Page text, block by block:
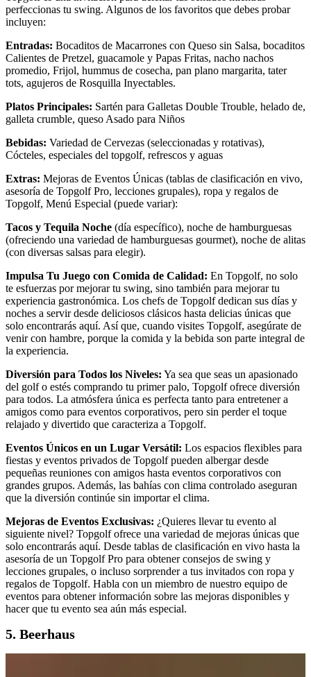
perfeccionas tu swing. Algunos de los favoritos que debes probar
incluyen:
Entradas: Bocaditos de Macarrones con Queso sin Salsa, bocaditos
Calientes de Pretzel, guacamole y Papas Fritas, nacho nachos
promedio, Frijol, hummus de cosecha, pan plano margarita, tater
tots, agujeros de Rosquilla Inyectables.
Platos Principales: Sartén para Galletas Double Trouble, helado de,
galleta crumble, queso Asado para Niños
Bebidas: Variedad de Cervezas (seleccionadas y rotativas),
Cócteles, especiales del topgolf, refrescos y aguas
Extras: Mejoras de Eventos Únicas (tablas de clasificación en vivo,
asesoría de Topgolf Pro, lecciones grupales), ropa y regalos de
Topgolf, Menú Especial (puede variar):
Tacos y Tequila Noche (día específico), noche de hamburguesas
(ofreciendo una variedad de hamburguesas gourmet), noche de alitas
(con diversas salsas para elegir).
Impulsa Tu Juego con Comida de Calidad: En Topgolf, no solo
te esfuerzas por mejorar tu swing, sino también para mejorar tu
experiencia gastronómica. Los chefs de Topgolf dedican sus días y
noches a servir desde deliciosos clásicos hasta delicias únicas que
solo encontrarás aquí. Así que, cuando visites Topgolf, asegúrate de
venir con hambre, porque la comida y la bebida son parte integral de
la experiencia.
Diversión para Todos los Niveles: Ya sea que seas un apasionado
del golf o estés comprando tu primer palo, Topgolf ofrece diversión
para todos. La atmósfera única es perfecta tanto para entretener a
amigos como para eventos corporativos, pero sin perder el toque
relajado y divertido que caracteriza a Topgolf.
Eventos Únicos en un Lugar Versátil: Los espacios flexibles para
fiestas y eventos privados de Topgolf pueden albergar desde
pequeñas reuniones con amigos hasta eventos corporativos con
grandes grupos. Además, las bahías con clima controlado aseguran
que la diversión continúe sin importar el clima.
Mejoras de Eventos Exclusivas: ¿Quieres llevar tu evento al
siguiente nivel? Topgolf ofrece una variedad de mejoras únicas que
solo encontrarás aquí. Desde tablas de clasificación en vivo hasta la
asesoría de un Topgolf Pro para obtener consejos de swing y
lecciones grupales, o incluso sorprender a tus invitados con ropa y
regalos de Topgolf. Habla con un miembro de nuestro equipo de
eventos para obtener información sobre las mejoras disponibles y
hacer que tu evento sea aún más especial.
5. Beerhaus